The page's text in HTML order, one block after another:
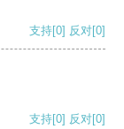
支持[0] 反对[0]
支持[0] 反对[0]